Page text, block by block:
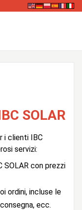
SOLAR
i clienti IBC
servizi:
SOLAR con prezzi
ordini, incluse le
ecc.